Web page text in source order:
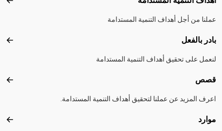
عملنا من أجل أهداف التنمية المستدامة
بادر بالفعل
لنعمل على تحقيق أهداف التنمية المستدامة
قصص
اعرف المزيد عن عملنا لتحقيق أهداف التنمية المستدامة.
موارد